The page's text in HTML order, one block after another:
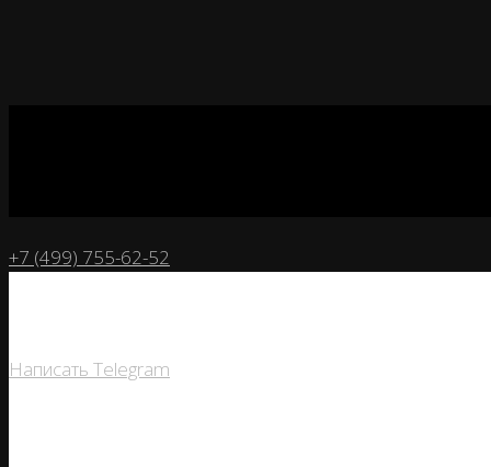
+7 (499) 755-62-52
Написать Telegram